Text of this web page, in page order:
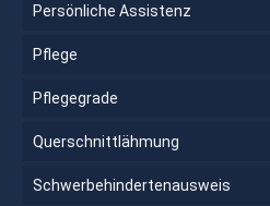
Persönliche Assistenz
Pflege
Pflegegrade
Querschnittlähmung
Schwerbehindertenausweis